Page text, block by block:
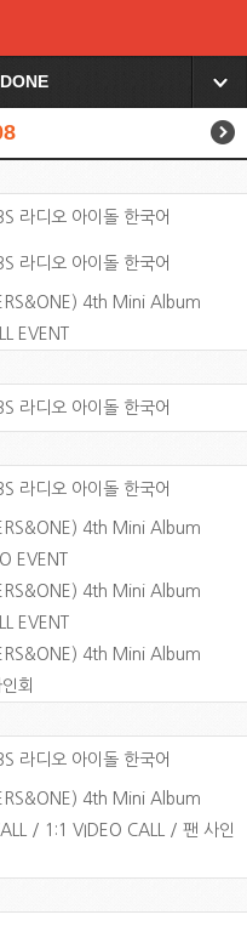
▼
라디오 아이돌 한국어
라디오 아이돌 한국어
4th Mini Album
EVENT
라디오 아이돌 한국어
라디오 아이돌 한국어
4th Mini Album
EVENT
4th Mini Album
EVENT
4th Mini Album
회
라디오 아이돌 한국어
4th Mini Album
/ 1:1 VIDEO CALL / 팬 사인